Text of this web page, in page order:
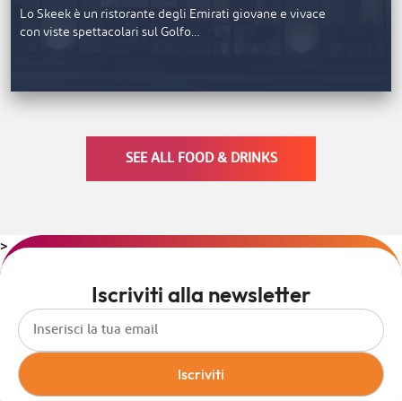
Lo Skeek è un ristorante degli Emirati giovane e vivace
con viste spettacolari sul Golfo…
SEE ALL FOOD & DRINKS
>
Iscriviti alla newsletter
Iscriviti